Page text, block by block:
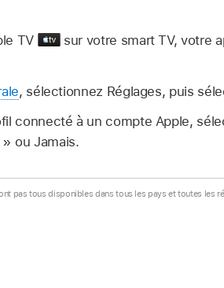
TV
sur votre smart TV, votre
, sélectionnez Réglages, puis
connecté à un compte Apple,
ou Jamais.
pas tous disponibles dans tous les pays et toutes les